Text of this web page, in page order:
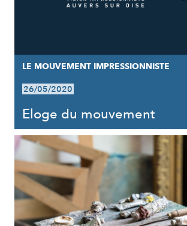
LE MOUVEMENT IMPRESSIONNISTE
26/05/2020
Eloge du mouvement